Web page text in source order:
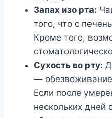
Запах изо рта:
того, что с
Кроме того,
Сухость во рту:
—
Если после
нескольких дней